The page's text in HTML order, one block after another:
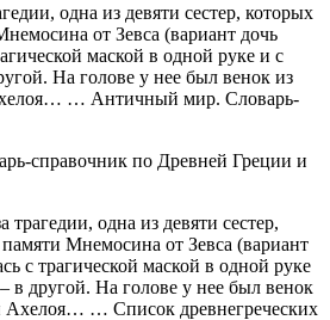
одна из девяти сестер, которых
от Зевса (вариант дочь
маской в одной руке и с
На голове у нее был венок из
… Античный мир. Словарь-
справочник по Древней Греции и
трагедии, одна из девяти сестер,
Мнемосина от Зевса (вариант
с трагической маской в одной руке
в другой. На голове у нее был венок
Ахелоя… … Список древнегреческих